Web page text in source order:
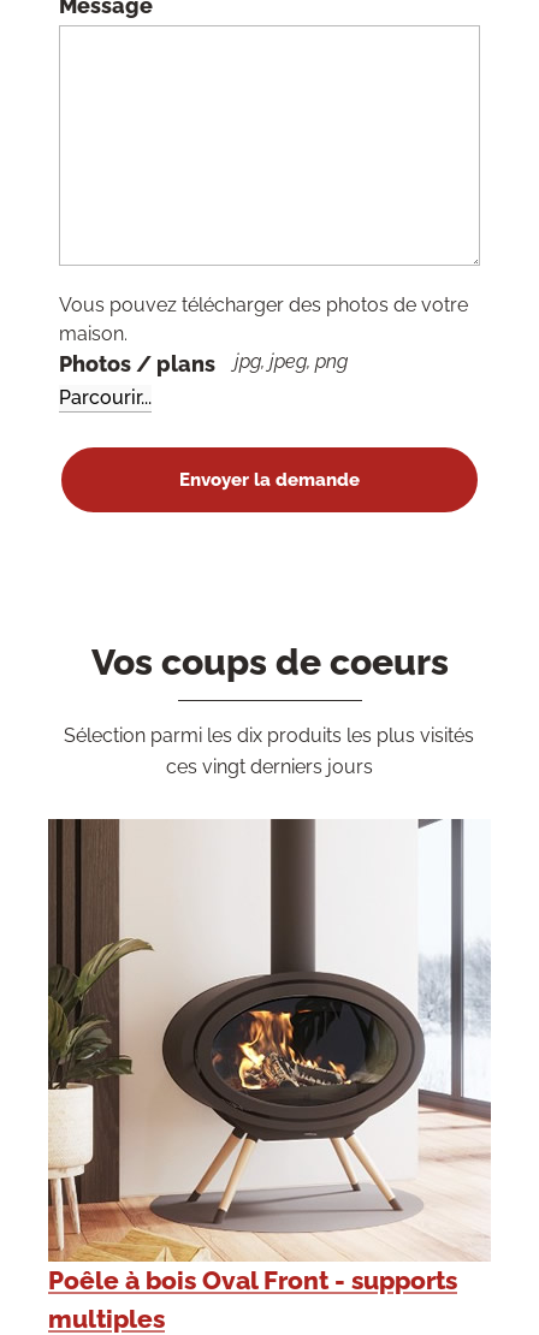
Vous pouvez télécharger des photos de votre
maison.
Photos / plans jpg, jpeg, png
Vos coups de coeurs
Sélection parmi les dix produits les plus visités
ces vingt derniers jours
Poêle à bois Oval Front - supports
multiples